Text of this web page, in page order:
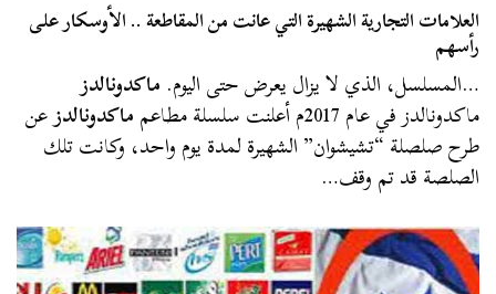
العلامات التجارية الشهيرة التي عانت من المقاطعة .. الأوسكار على
رأسهم
…المسلسل، الذي لا يزال يعرض حتى اليوم. ماكدونالدز
ماكدونالدز في عام 2017م أعلنت سلسلة مطاعم ماكدونالدزعن
طرح صلصلة “تشيشوان” الشهيرة لمدة يوم واحد، وكانت تلك
الصلصة قد تم وقف…